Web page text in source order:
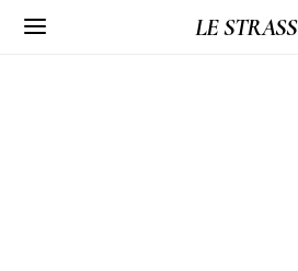
LE STRASS